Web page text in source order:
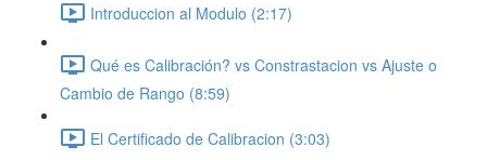
Introduccion al Modulo (2:17)
Qué es Calibración? vs Constrastacion vs Ajuste o
Cambio de Rango (8:59)
El Certificado de Calibracion (3:03)